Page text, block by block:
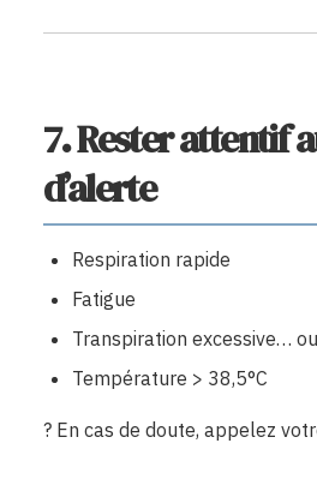
7. Rester attentif
d’alerte
Respiration rapide
Fatigue
Transpiration excessive…
Température > 38,5°C
? En cas de doute, appelez